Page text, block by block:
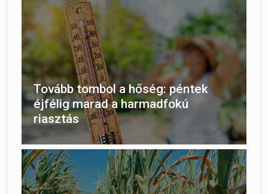
Tovább tombol a hőség: péntek
éjfélig marad a harmadfokú
riasztás